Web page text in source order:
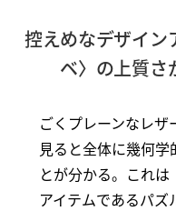
控えめなデザイン
ベ〉の上質さ
ごくプレーンなレザ
見ると全体に幾何
とが分かる。これ
アイテムであるパ